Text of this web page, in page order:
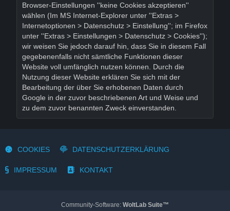
Browser-Einstellungen ''keine Cookies akzeptieren''
wählen (Im MS Internet-Explorer unter ''Extras >
Internetoptionen > Datenschutz > Einstellung''; im Firefox
unter ''Extras > Einstellungen > Datenschutz > Cookies'');
wir weisen Sie jedoch darauf hin, dass Sie in diesem Fall
gegebenenfalls nicht sämtliche Funktionen dieser
Website voll umfänglich nutzen können. Durch die
Nutzung dieser Website erklären Sie sich mit der
Bearbeitung der über Sie erhobenen Daten durch
Google in der zuvor beschriebenen Art und Weise und
zu dem zuvor benannten Zweck einverstanden.
COOKIES DATENSCHUTZERKLÄRUNG
IMPRESSUM KONTAKT
Community-Software: WoltLab Suite™